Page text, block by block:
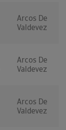
Arcos De
Valdevez
Arcos De
Valdevez
Arcos De
Valdevez